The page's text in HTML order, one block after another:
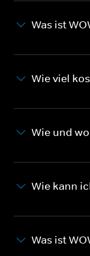
Was ist
Wie viel
Wie und
Wie kann
Was ist